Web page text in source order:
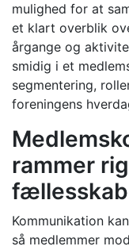
mulighed for at
et klart overblik
årgange og
smidig i et
segmentering,
foreningens
rammer
Kommunikation
så medlemmer